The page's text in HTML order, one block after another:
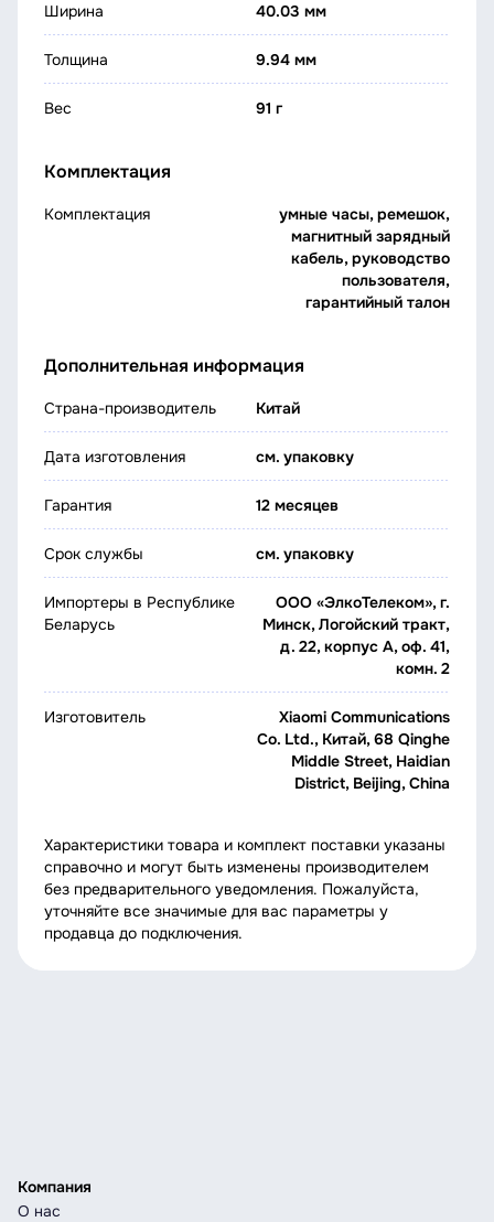
Ширина 40.03 мм
Толщина 9.94 мм
Вес 91 г
Комплектация
Комплектация
умные часы, ремешок,
магнитный зарядный
кабель, руководство
пользователя,
гарантийный талон
Дополнительная информация
Страна-производитель Китай
Дата изготовления см. упаковку
Гарантия 12 месяцев
Срок службы см. упаковку
Импортеры в Республике
Беларусь
ООО «ЭлкоТелеком», г.
Минск, Логойский тракт,
д. 22, корпус А, оф. 41,
комн. 2
Изготовитель
Xiaomi Communications
Co. Ltd., Китай, 68 Qinghe
Middle Street, Haidian
District, Beijing, China
Характеристики товара и комплект поставки указаны
справочно и могут быть изменены производителем
без предварительного уведомления. Пожалуйста,
уточняйте все значимые для вас параметры у
продавца до подключения.
Компания
О нас